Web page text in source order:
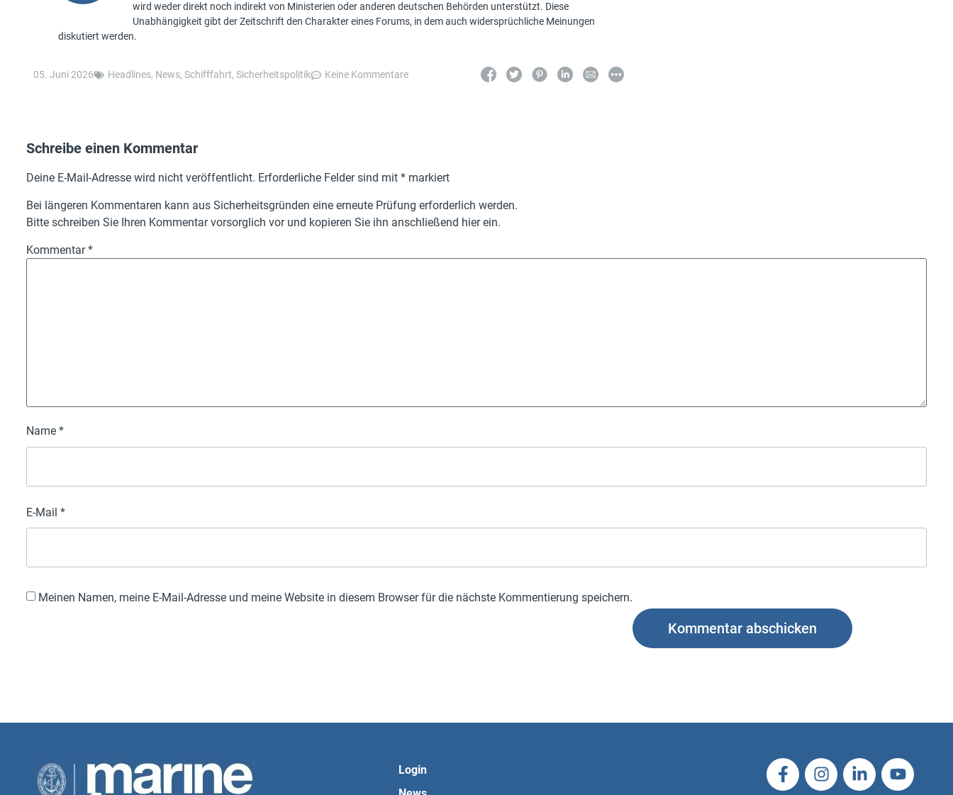
wird weder direkt noch indirekt von Ministerien oder anderen deutschen Behörden unterstützt. Diese
Unabhängigkeit gibt der Zeitschrift den Charakter eines Forums, in dem auch widersprüchliche Meinungen
diskutiert werden.
05. Juni 2026 Headlines, News, Schifffahrt, Sicherheitspolitik Keine Kommentare
Schreibe einen Kommentar
Deine E-Mail-Adresse wird nicht veröffentlicht. Erforderliche Felder sind mit * markiert
Bei längeren Kommentaren kann aus Sicherheitsgründen eine erneute Prüfung erforderlich werden.
Bitte schreiben Sie Ihren Kommentar vorsorglich vor und kopieren Sie ihn anschließend hier ein.
Kommentar*
Name *
E-Mail *
Meinen Namen, meine E-Mail-Adresse und meine Website in diesem Browser für die nächste Kommentierung speichern.
Login